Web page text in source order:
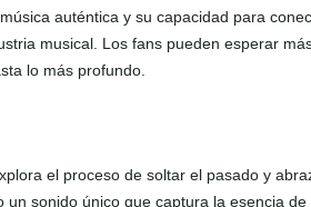
auténtica y su capacidad para
musical. Los fans pueden esperar
lo más profundo.
el proceso de soltar el pasado y
un sonido único que captura la esencia